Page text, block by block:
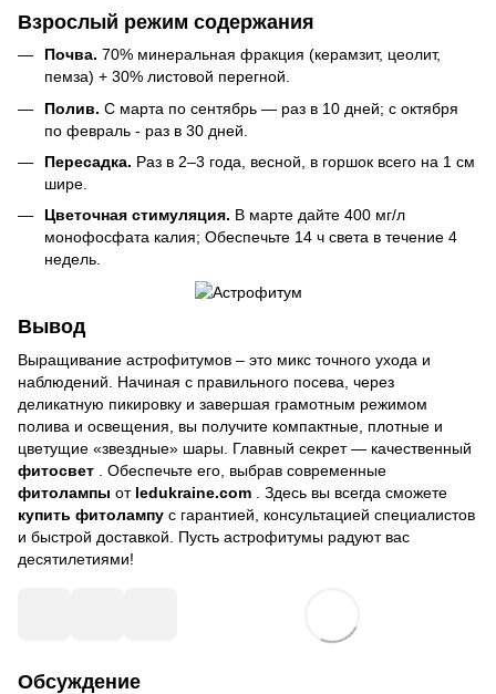
Взрослый режим содержания
Почва. 70% минеральная фракция (керамзит, цеолит,
пемза) + 30% листовой перегной.
Полив. С марта по сентябрь — раз в 10 дней; с октября
по февраль - раз в 30 дней.
Пересадка. Раз в 2–3 года, весной, в горшок всего на 1 см
шире.
Цветочная стимуляция. В марте дайте 400 мг/л
монофосфата калия; Обеспечьте 14 ч света в течение 4
недель.
Вывод
Выращивание астрофитумов – это микс точного ухода и
наблюдений. Начиная с правильного посева, через
деликатную пикировку и завершая грамотным режимом
полива и освещения, вы получите компактные, плотные и
цветущие «звездные» шары. Главный секрет — качественный
фитосвет . Обеспечьте его, выбрав современные
фитолампы от ledukraine.com . Здесь вы всегда сможете
купить фитолампу с гарантией, консультацией специалистов
и быстрой доставкой. Пусть астрофитумы радуют вас
десятилетиями!
Обсуждение